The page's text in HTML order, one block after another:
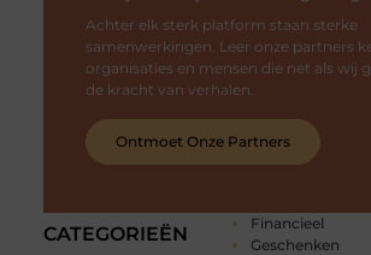
CATEGORIEËN
Financieel
Geschenken
Achter elk sterk platform staan sterke
samenwerkingen. Leer onze partners
organisaties en mensen die net als wij
de kracht van verhalen.
Ontmoet Onze Partners